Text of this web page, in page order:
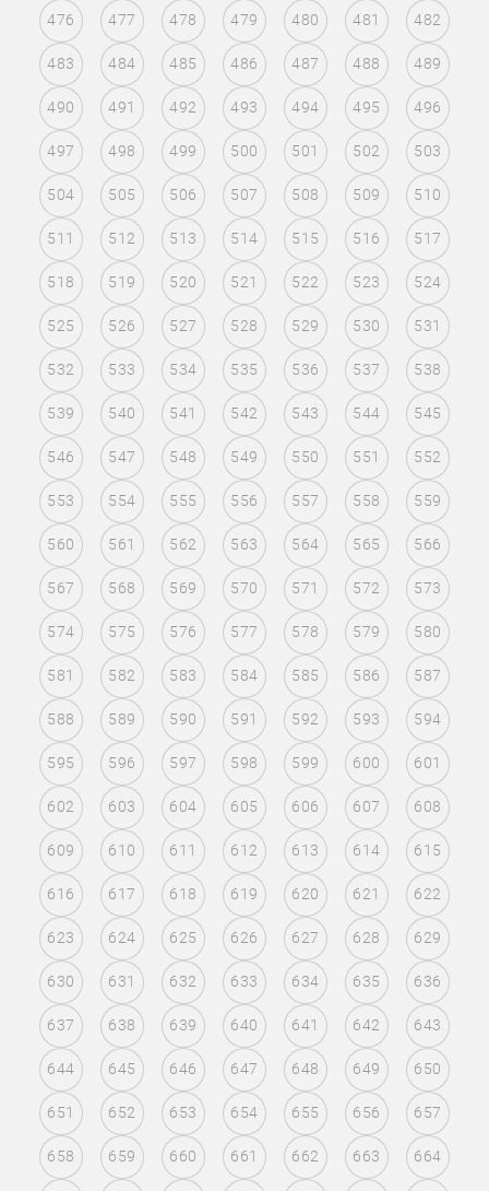
476 477 478 479 480 481 482
483 484 485 486 487 488 489
490 491 492 493 494 495 496
497 498 499 500 501 502 503
504 505 506 507 508 509 510
511 512 513 514 515 516 517
518 519 520 521 522 523 524
525 526 527 528 529 530 531
532 533 534 535 536 537 538
539 540 541 542 543 544 545
546 547 548 549 550 551 552
553 554 555 556 557 558 559
560 561 562 563 564 565 566
567 568 569 570 571 572 573
574 575 576 577 578 579 580
581 582 583 584 585 586 587
588 589 590 591 592 593 594
595 596 597 598 599 600 601
602 603 604 605 606 607 608
609 610 611 612 613 614 615
616 617 618 619 620 621 622
623 624 625 626 627 628 629
630 631 632 633 634 635 636
637 638 639 640 641 642 643
644 645 646 647 648 649 650
651 652 653 654 655 656 657
658 659 660 661 662 663 664